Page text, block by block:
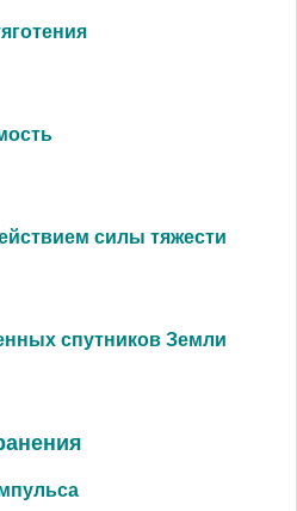
силы тяжести
спутников Земли